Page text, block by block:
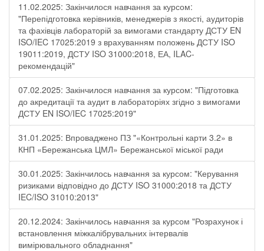
11.02.2025: Закінчилося навчання за курсом:
"Перепідготовка керівників, менеджерів з якості, аудиторів
та фахівців лабораторій за вимогами стандарту ДСТУ EN
ISO/IEC 17025:2019 з врахуванням положень ДСТУ ISO
19011:2019, ДСТУ ISO 31000:2018, ЕА, ILAC-
рекомендацій"
07.02.2025: Закінчилося навчання за курсом: "Підготовка
до акредитації та аудит в лабораторіях згідно з вимогами
ДСТУ EN ISO/IEC 17025:2019"
31.01.2025: Впроваджено ПЗ "«Контрольні карти 3.2» в
КНП «Бережанська ЦМЛ» Бережанської міської ради
30.01.2025: Закінчилось навчання за курсом: "Керування
ризиками відповідно до ДСТУ ISO 31000:2018 та ДСТУ
IEC/ISO 31010:2013"
20.12.2024: Закінчилось навчання за курсом "Розрахунок і
встановлення міжкалібрувальних інтервалів
вимірювального обладнання"